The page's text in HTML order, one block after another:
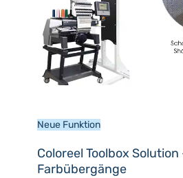
Neue Funktion
Coloreel Toolbox
Farbübergänge